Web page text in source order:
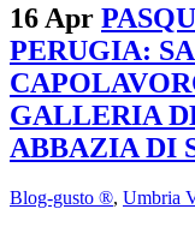
16 Apr
PERUGIA:
GALLERIA
ABBAZIA DI
Blog-gusto ®, Umbria